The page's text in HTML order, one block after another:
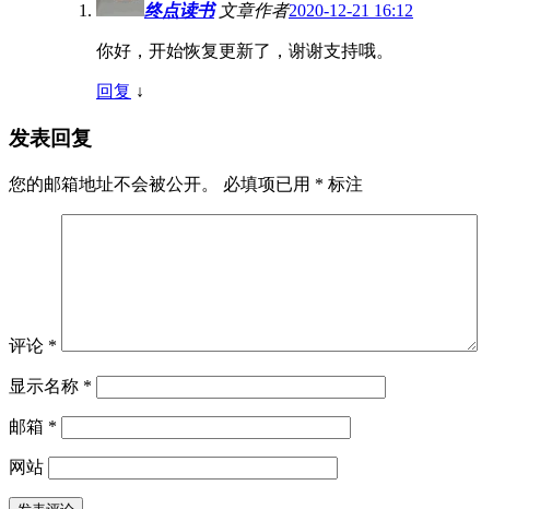
终点读书 文章作者2020-12-21 16:12
你好，开始恢复更新了，谢谢支持哦。
回复 ↓
发表回复
您的邮箱地址不会被公开。 必填项已用 * 标注
评论 *
显示名称 *
邮箱 *
网站